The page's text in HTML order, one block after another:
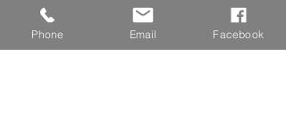
d'avance !
Phone Email Facebook